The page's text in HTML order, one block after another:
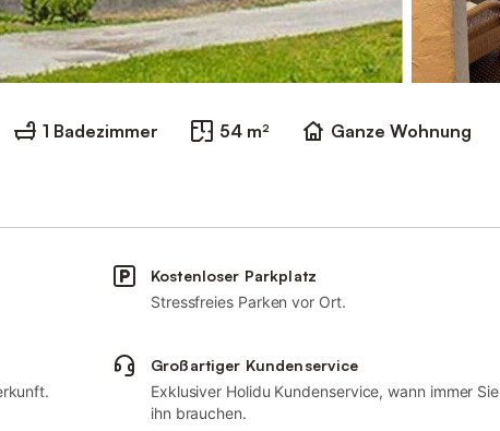
1 Badezimmer 54 m²
Ganze Wohnung
Kostenloser Parkplatz
Stressfreies Parken vor Ort.
Großartiger Kundenservice
Exklusiver Holidu Kundenservice, wann immer Sie
ihn brauchen.